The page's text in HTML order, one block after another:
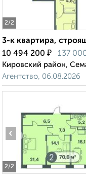
2/2
3-к квартира,
10 494 200 ₽ 137
Кировский район,
Агентство, 06.08.2026
2/2
‹